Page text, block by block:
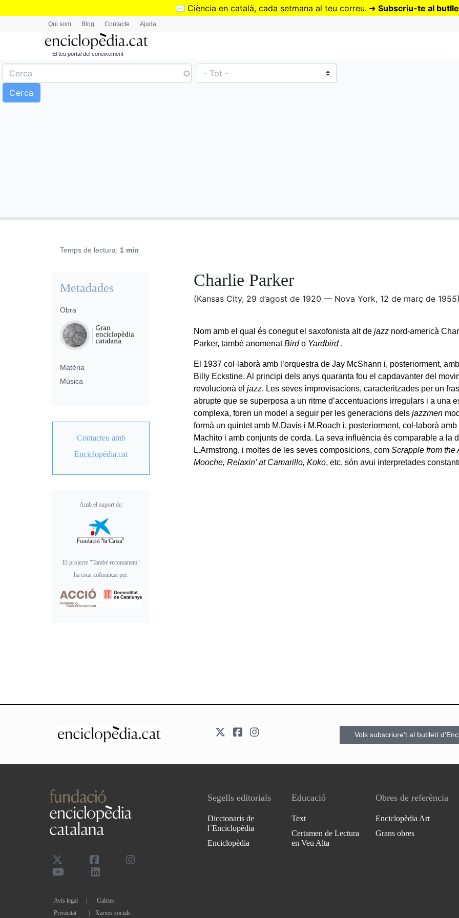
Vés
✉️ Ciència en català, cada setmana al teu correu. ➜ Subscriu-te al
Qui som Blog Contacte Ajuda
El teu portal del coneixement
Temps de lectura: 1 min
Charlie Parker
(Kansas City, 29 d’agost de 1920 — Nova York, 12 de març de 1955)
Nom amb el qual és conegut el saxofonista alt dejazz nord-americà
Parker, també anomenatBirdo Yardbird.
El 1937 col·laborà amb l’orquestra de Jay McShann i, posteriorment,
Billy Eckstine. Al principi dels anys quaranta fou el capdavanter del
revolucionà eljazz. Les seves improvisacions, caracteritzades per un
abrupte que se superposa a un ritme d’accentuacions irregulars i a una
complexa, foren un model a seguir per les generacions delsjazzmen
formà un quintet amb M.Davis i M.Roach i, posteriorment, col·laborà amb
Machito i amb conjunts de corda. La seva influència és comparable a la
L.Armstrong, i moltes de les seves composicions, comScrapple from the
Mooche, Relaxin’ at Camarillo, Koko, etc, són avui interpretades
Metadades
Obra
Matèria
Música
Contacteu amb
Enciclopèdia.cat
Amb el suport de:
El projecte "També recomanem"
ha estat cofinançat per:
Vols subscriure't al butlletí
Avís legal
Galetes
Privacitat
| Xarxes socials
Segells editorials
Diccionaris de
l`Enciclopèdia
Enciclopèdia
Educació
Text
Certamen de Lectura
en Veu Alta
Obres de referència
Enciclopèdia Art
Grans obres